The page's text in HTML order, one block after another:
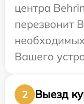
центра
перезвонит
Вашего
2 Выезд